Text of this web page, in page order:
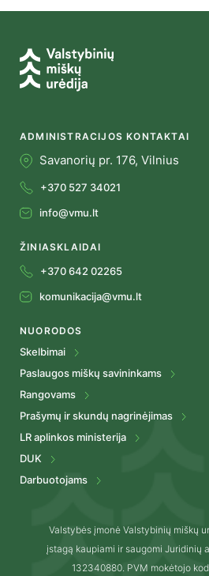
ADMINISTRACIJOS KONTAKTAI
Savanorių pr. 176, Vilnius
+370 527 34021
info@vmu.lt
ŽINIASKLAIDAI
+370 642 02265
komunikacija@vmu.lt
NUORODOS
Skelbimai
Paslaugos miškų savininkams
Rangovams
Prašymų ir skundų nagrinėjimas
LR aplinkos ministerija
DUK
Darbuotojams
Valstybės įmonė Valstybinių miškų
įstagą kaupiami ir saugomi Juridinių
132340880. PVM mokėtojo